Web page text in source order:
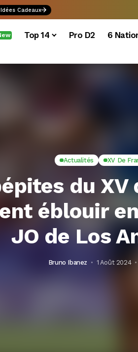
Idées Cadeaux
Top 14 Pro D2 6
Actualités XV De
du XV
éblouir
JO de Los
Bruno Ibanez 1 Août 2024